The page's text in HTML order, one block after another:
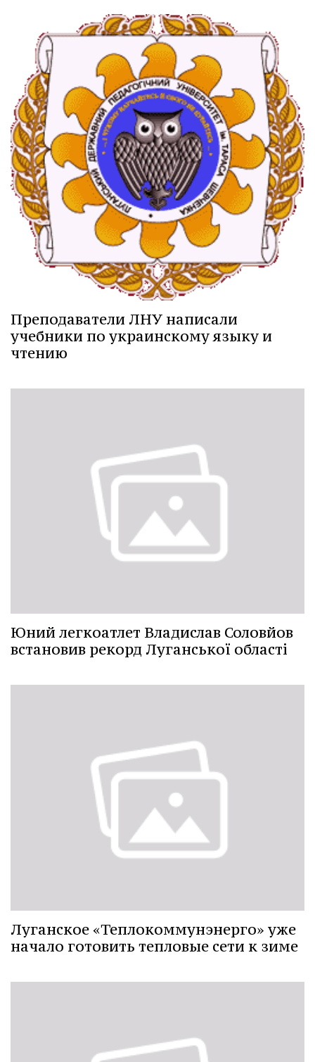
Преподаватели ЛНУ написали
учебники по украинскому языку и
чтению
Юний легкоатлет Владислав Соловйов
встановив рекорд Луганської області
Луганское «Теплокоммунэнерго» уже
начало готовить тепловые сети к зиме